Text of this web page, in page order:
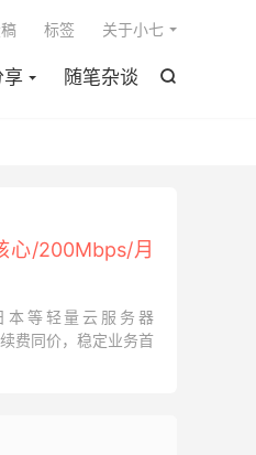

随笔杂谈
标签 关于小七
心/200Mbps/月
本等轻量云服务器
费同价，稳定业务首